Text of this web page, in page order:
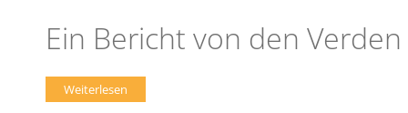
Ein Bericht von den
Weiterlesen